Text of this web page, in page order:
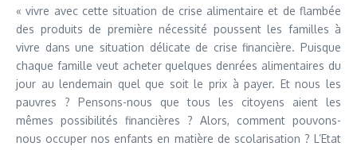
« vivre avec cette situation de crise alimentaire et de flambée
des produits de première nécessité poussent les familles à
vivre dans une situation délicate de crise financière. Puisque
chaque famille veut acheter quelques denrées alimentaires du
jour au lendemain quel que soit le prix à payer. Et nous les
pauvres ? Pensons-nous que tous les citoyens aient les
mêmes possibilités financières ? Alors, comment pouvons-
nous occuper nos enfants en matière de scolarisation ? L’Etat